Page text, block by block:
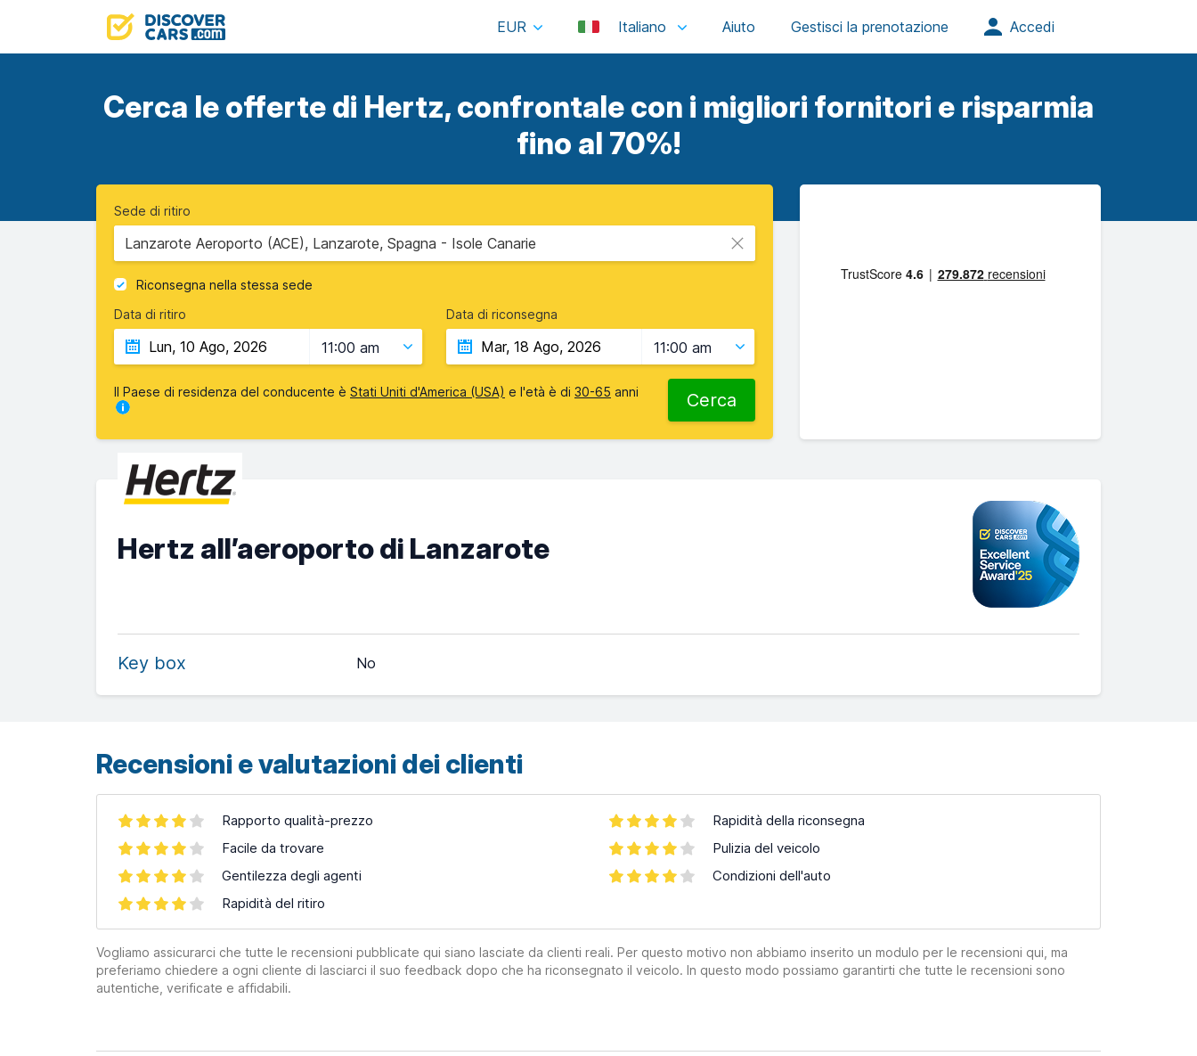
EUR Italiano
Cerca le offerte di Hertz, confrontale con i migliori fornitori e risparmia
fino al 70%!
Sede di ritiro
Lanzarote Aeroporto (ACE), Lanzarote, Spagna - Isole Canarie
Riconsegna nella stessa sede
Data di ritiro
11:00 am
Data di riconsegna
11:00 am
Il Paese di residenza del conducente è Stati Uniti d'America (USA) e l'età è di 30-65 anni Cerca
Hertz all’aeroporto di Lanzarote
Key box No
Recensioni e valutazioni dei clienti
Rapporto qualità-prezzo
Facile da trovare
Gentilezza degli agenti
Rapidità del ritiro
Rapidità della riconsegna
Pulizia del veicolo
Condizioni dell'auto
Vogliamo assicurarci che tutte le recensioni pubblicate qui siano lasciate da clienti reali. Per questo motivo non abbiamo inserito un modulo per le recensioni qui, ma
preferiamo chiedere a ogni cliente di lasciarci il suo feedback dopo che ha riconsegnato il veicolo. In questo modo possiamo garantirti che tutte le recensioni sono
autentiche, verificate e affidabili.